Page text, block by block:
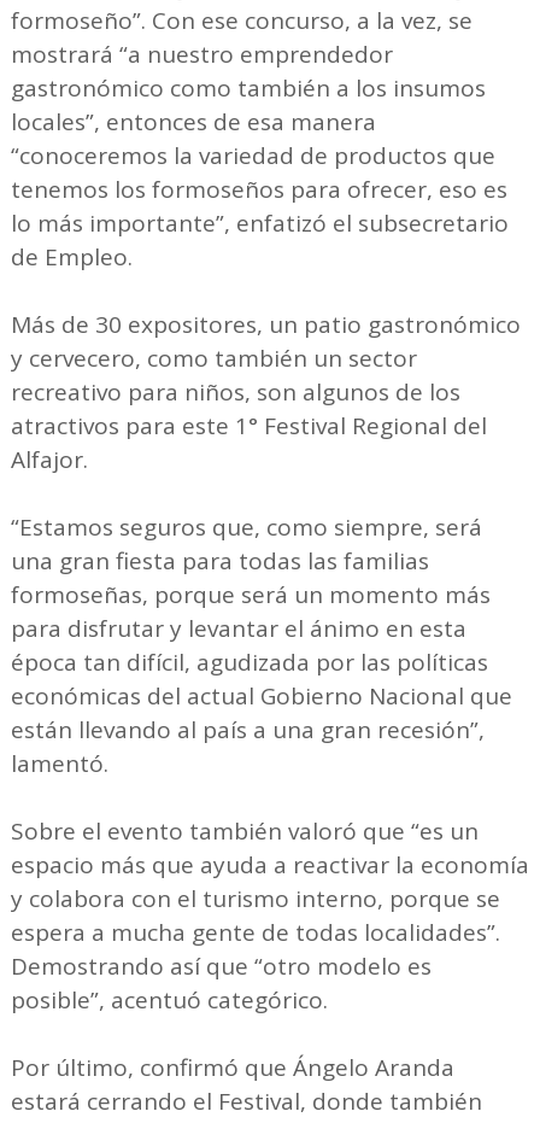
formoseño”. Con ese concurso, a la vez, se
mostrará “a nuestro emprendedor
gastronómico como también a los insumos
locales”, entonces de esa manera
“conoceremos la variedad de productos que
tenemos los formoseños para ofrecer, eso es
lo más importante”, enfatizó el subsecretario
de Empleo.
Más de 30 expositores, un patio gastronómico
y cervecero, como también un sector
recreativo para niños, son algunos de los
atractivos para este 1° Festival Regional del
Alfajor.
“Estamos seguros que, como siempre, será
una gran fiesta para todas las familias
formoseñas, porque será un momento más
para disfrutar y levantar el ánimo en esta
época tan difícil, agudizada por las políticas
económicas del actual Gobierno Nacional que
están llevando al país a una gran recesión”,
lamentó.
Sobre el evento también valoró que “es un
espacio más que ayuda a reactivar la economía
y colabora con el turismo interno, porque se
espera a mucha gente de todas localidades”.
Demostrando así que “otro modelo es
posible”, acentuó categórico.
Por último, confirmó que Ángelo Aranda
estará cerrando el Festival, donde también